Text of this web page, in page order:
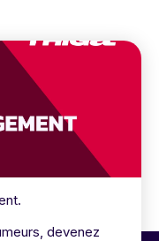
devenez